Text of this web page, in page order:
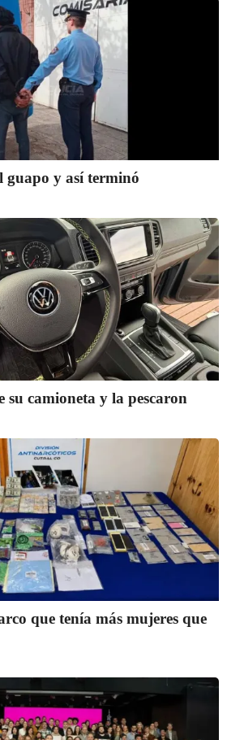
guapo y así terminó
su camioneta y la pescaron
que tenía más mujeres que